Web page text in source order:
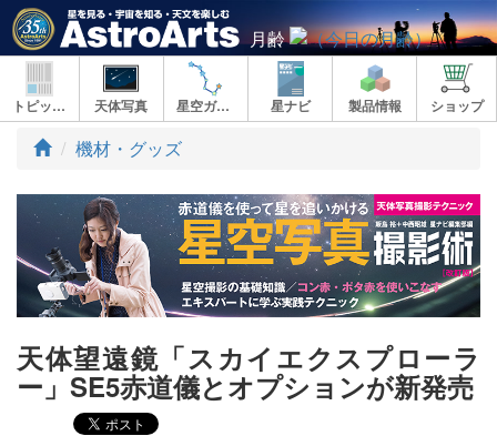
月齢
トピックス 天体写真 星空ガイド 星ナビ 製品情報 ショップ
ト
プ
機材・グッズ
天体望遠鏡「スカイエクスプローラ
ー」SE5赤道儀とオプションが新発売